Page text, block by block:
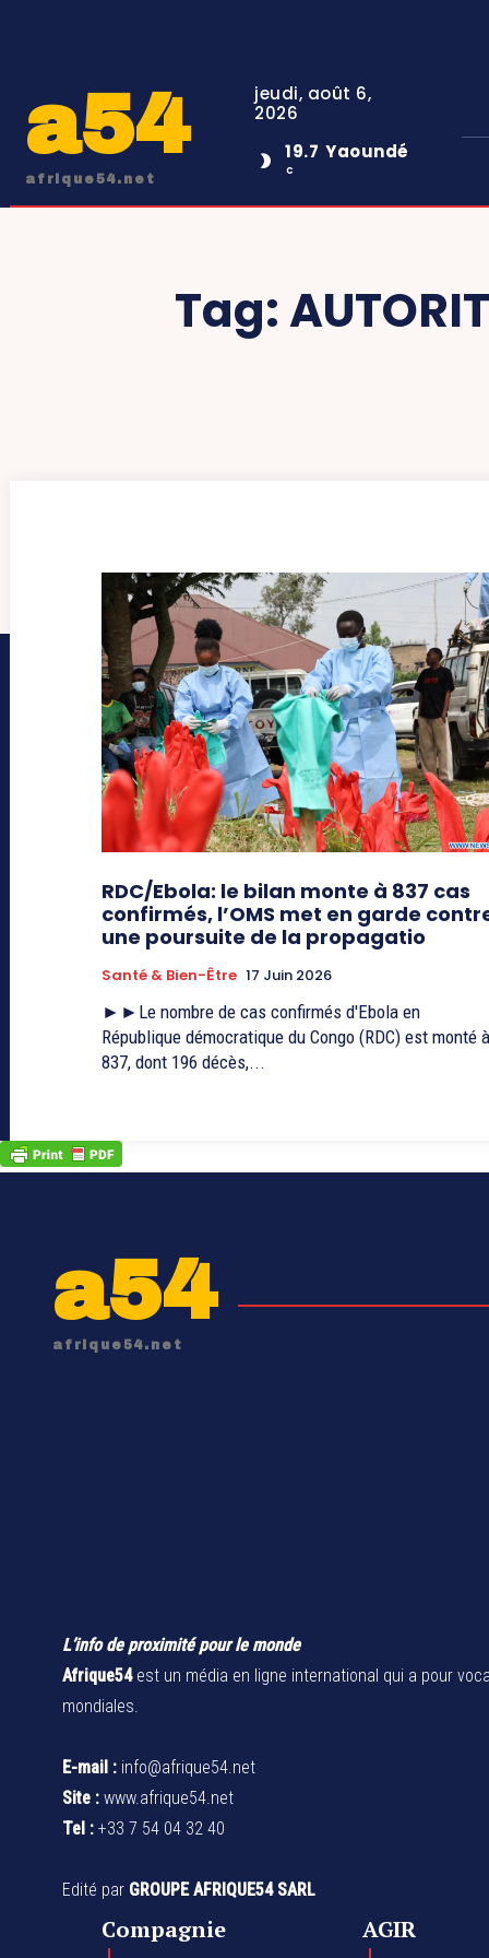
a54
afrique54.net
jeudi, août 6,
2026
19.7
C
Yaoundé
Tag:
RDC/Ebola: le bilan monte à 837 cas
confirmés, l’OMS met en garde
une poursuite de la propagatio
Santé & Bien-Être 17 Juin 2026
►►Le nombre de cas confirmés d'Ebola en
République démocratique du Congo (RDC) est monté à
837, dont 196 décès,...
a54
afrique54.net
L’info de proximité pour le monde
Afrique54est un média en ligne international qui a pour
mondiales.
E-mail : info@afrique54.net
Site : www.afrique54.net
Tel : +33 7 54 04 32 40
Edité par GROUPE AFRIQUE54 SARL
Compagnie AGIR